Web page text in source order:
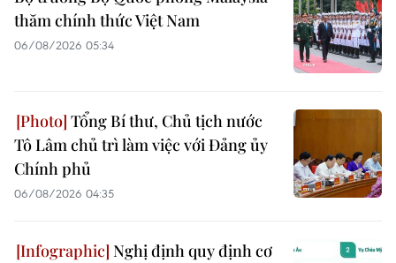
thăm chính thức Việt Nam
06/08/2026 05:34
Tổng Bí thư, Chủ tịch nước
Tô Lâm chủ trì làm việc với Đảng ủy
Chính phủ
06/08/2026 04:35
Nghị định quy định cơ